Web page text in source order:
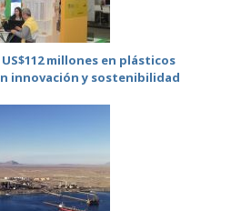
millones en plásticos
innovación y sostenibilidad